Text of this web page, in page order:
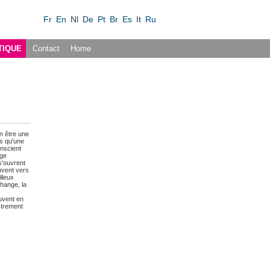
Fr En Nl De Pt Br Es It Ru
Contact Home
être une
qu'une
vers
la
en